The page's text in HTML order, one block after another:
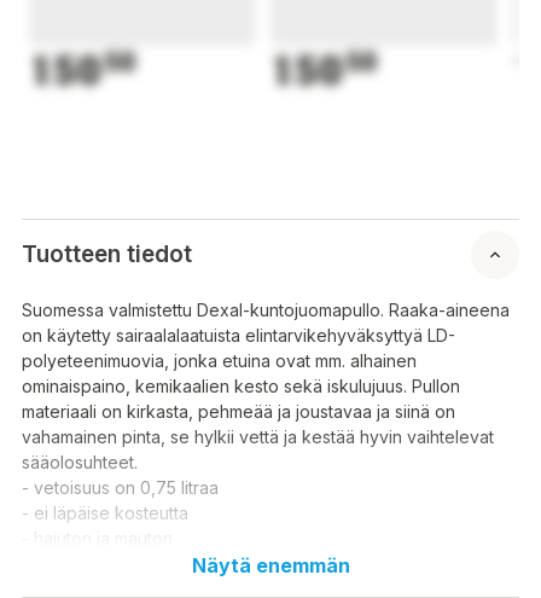
15050 15050
Tuotteen tiedot
Suomessa valmistettu Dexal-kuntojuomapullo. Raaka-aineena
on käytetty sairaalalaatuista elintarvikehyväksyttyä LD-
polyeteenimuovia, jonka etuina ovat mm. alhainen
ominaispaino, kemikaalien kesto sekä iskulujuus. Pullon
materiaali on kirkasta, pehmeää ja joustavaa ja siinä on
vahamainen pinta, se hylkii vettä ja kestää hyvin vaihtelevat
sääolosuhteet.
- vetoisuus on 0,75 litraa
- ei läpäise kosteutta
- hajuton ja mauton
Näytä enemmän